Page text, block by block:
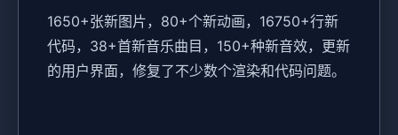
1650+张新图片，80+个新动画，16750+行新
代码，38+首新音乐曲目，150+种新音效，更新
的用户界面，修复了不少数个渲染和代码问题。